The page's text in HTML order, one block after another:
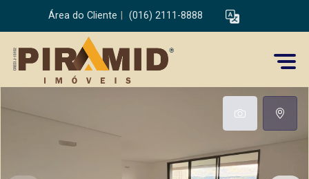
Área do Cliente (016) 2111-8888